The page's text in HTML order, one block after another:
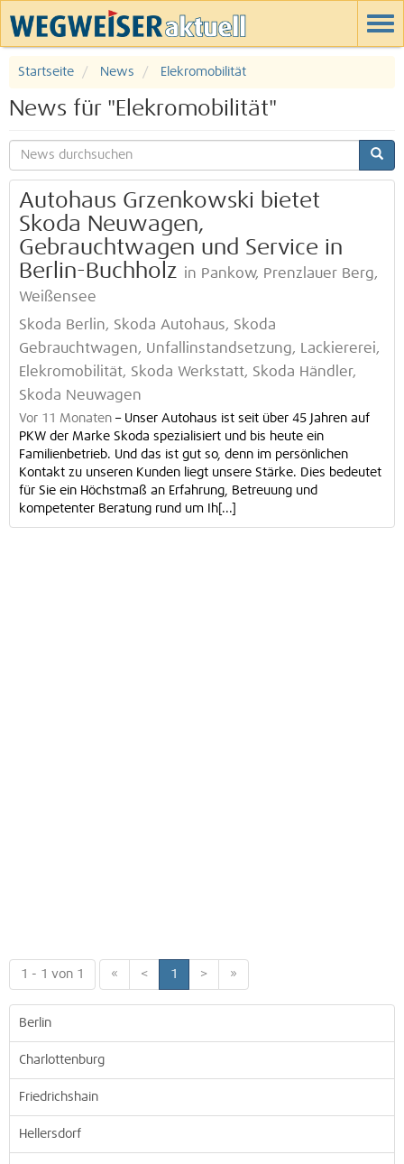
Startseite News Elekromobilität
News für "Elekromobilität"
Autohaus Grzenkowski bietet
Skoda Neuwagen,
Gebrauchtwagen und Service in
Berlin-Buchholz in Pankow, Prenzlauer Berg,
Weißensee
Skoda Berlin, Skoda Autohaus, Skoda
Gebrauchtwagen, Unfallinstandsetzung, Lackiererei,
Elekromobilität, Skoda Werkstatt, Skoda Händler,
Skoda Neuwagen
Vor 11 Monaten – Unser Autohaus ist seit über 45 Jahren auf
PKW der Marke Skoda spezialisiert und bis heute ein
Familienbetrieb. Und das ist gut so, denn im persönlichen
Kontakt zu unseren Kunden liegt unsere Stärke. Dies bedeutet
für Sie ein Höchstmaß an Erfahrung, Betreuung und
kompetenter Beratung rund um Ih[...]
1 - 1 von 1 « < 1 > »
Berlin
Charlottenburg
Friedrichshain
Hellersdorf